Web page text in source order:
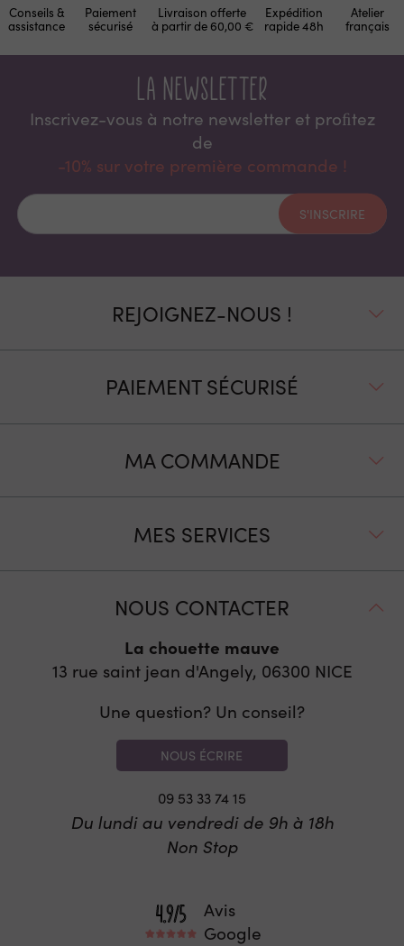
Conseils &
assistance
Paiement
sécurisé
Livraison offerte
à partir de 60,00 €
Expédition
rapide 48h
Atelier
français
La newsletter
Inscrivez-vous à notre newsletter et proﬁtez
de
-10% sur votre première commande !
S'INSCRIRE
REJOIGNEZ-NOUS !
PAIEMENT SÉCURISÉ
MA COMMANDE
MES SERVICES
NOUS CONTACTER
La chouette mauve
13 rue saint jean d'Angely, 06300 NICE
Une question? Un conseil?
NOUS ÉCRIRE
09 53 33 74 15
Du lundi au vendredi de 9h à 18h
Non Stop
Avis
Google